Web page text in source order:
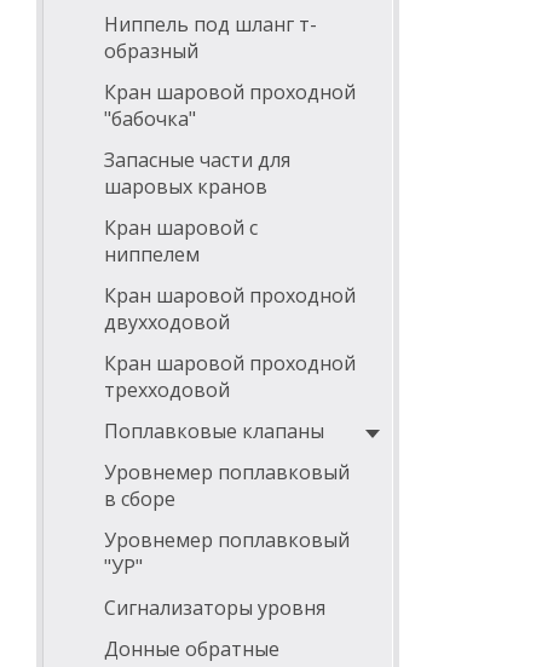
Ниппель под шланг т-
образный
Кран шаровой проходной
"бабочка"
Запасные части для
шаровых кранов
Кран шаровой с
ниппелем
Кран шаровой проходной
двухходовой
Кран шаровой проходной
трехходовой
Поплавковые клапаны
Уровнемер поплавковый
в сборе
Уровнемер поплавковый
"УР"
Сигнализаторы уровня
Донные обратные